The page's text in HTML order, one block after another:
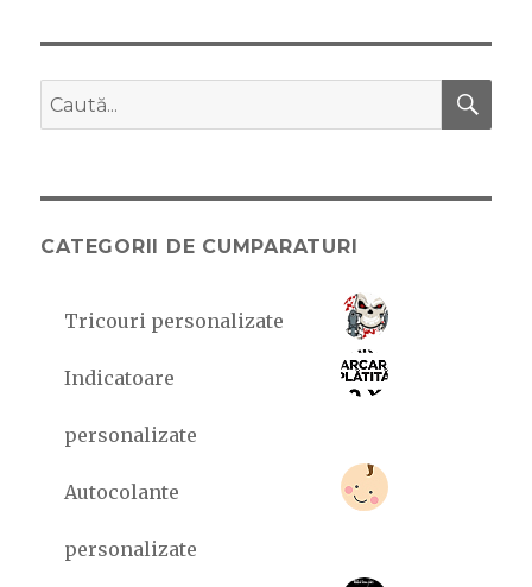
Caută
după:
CATEGORII DE CUMPARATURI
Tricouri personalizate
Indicatoare
personalizate
Autocolante
personalizate